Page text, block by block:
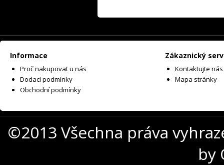
Informace
Proč nakupovat u nás
Dodací podmínky
Obchodní podmínky
Zákaznický
Kontaktujte nás
Mapa stránky
©2013 Všechna práva
by